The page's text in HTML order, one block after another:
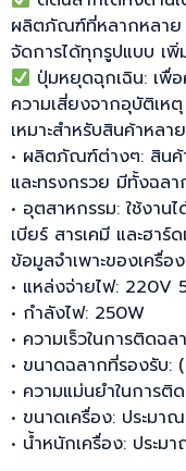
ผลิตภัณฑ์ที่หลากหลาย
จัดการได้ทุกรูปแบบ เพิ่
ปุ่มหยุดฉุกเฉิน: เพื่
ความเสี่ยงจากอุบัติเหตุ
เหมาะสำหรับสินค้าหลา
• ผลิตภัณฑ์ต่างๆ: สิน
และทรงกรวย มีทั้งฉลา
• อุตสาหกรรม: ใช้งาน
เบียร์ สารเคมี และฮาร์
ข้อมูลจำเพาะของเครื่อ
• แหล่งจ่ายไฟ: 220V
• กำลังไฟ: 250W
• ความเร็วในการติดฉ
• ขนาดฉลากที่รองรับ
• ความแม่นยำในการติ
• ขนาดเครื่อง: ประม
• น้ำหนักเครื่อง: ประม